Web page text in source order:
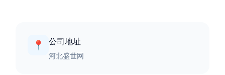
📍 公司地址
河北盛世网